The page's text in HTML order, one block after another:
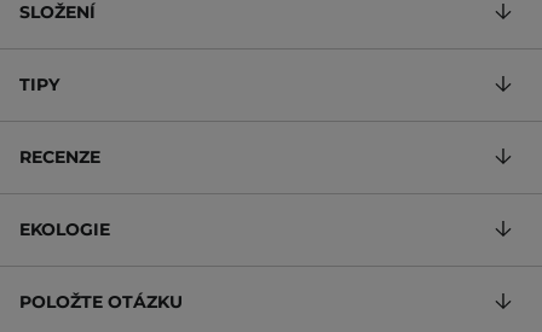
SLOŽENÍ
TIPY
RECENZE
EKOLOGIE
POLOŽTE OTÁZKU